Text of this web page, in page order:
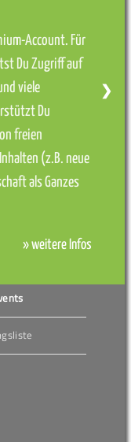
Account. Für
Du Zugriff auf
viele
Du
freien
(z.B. neue
als Ganzes
» weitere Infos
❯